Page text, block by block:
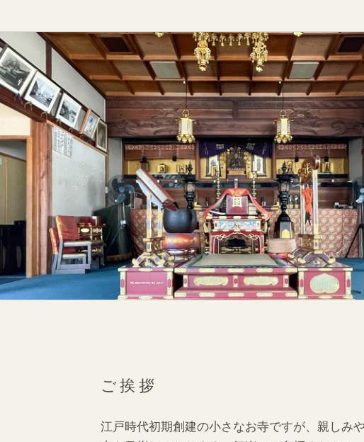
ご挨拶
江戸時代初期創建の小さなお寺ですが、親しみ